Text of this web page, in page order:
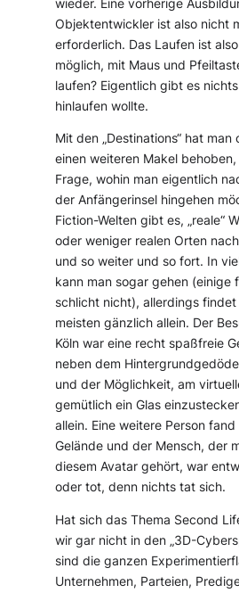
wieder. Eine vorherige
Objektentwickler ist also nicht
erforderlich. Das Laufen ist
möglich, mit Maus und
laufen? Eigentlich gibt es
hinlaufen wollte.
Mit den „Destinations“ hat
einen weiteren Makel
Frage, wohin man eigentlich
der Anfängerinsel hingehen
Fiction-Welten gibt es, „reale“
oder weniger realen Orten
und so weiter und so fort. In
kann man sogar gehen (einige
schlicht nicht), allerdings
meisten gänzlich allein. Der
Köln war eine recht spaßfreie
neben dem
und der Möglichkeit, am
gemütlich ein Glas
allein. Eine weitere Person
Gelände und der Mensch, der
diesem Avatar gehört, war
oder tot, denn nichts tat sich.
Hat sich das Thema Second
wir gar nicht in den „3D-
sind die ganzen
Unternehmen, Parteien,